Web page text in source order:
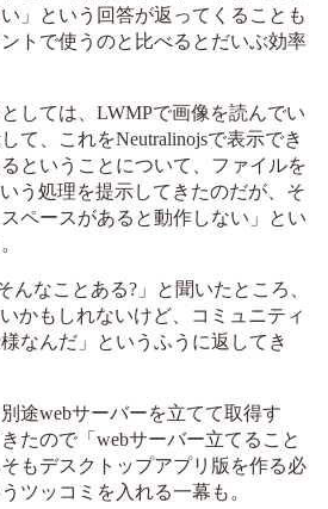
」という回答が返ってくることも
トで使うのと比べるとだいぶ効率
しては、LWMPで画像を読んでい
て、これをNeutralinojsで表示でき
ということについて、ファイルを
う処理を提示してきたのだが、そ
ペースがあると動作しない」とい
んなことある?」と聞いたところ、
かもしれないけど、コミュニティ
なんだ」というふうに返してき
途webサーバーを立てて取得す
たので「webサーバー立てること
もデスクトップアプリ版を作る必
ツッコミを入れる一幕も。